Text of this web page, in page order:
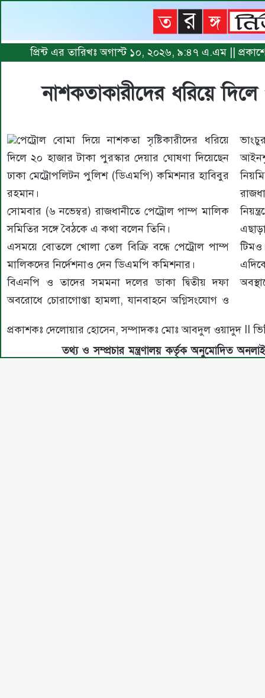
প্রিন্ট এর তারিখঃ অগাস্ট ১০, ২০২৬, ৯:৪৭ এ.এম ||
নাশকতাকারীদের ধরিয়ে
পেট্রোল বোমা দিয়ে নাশকতা সৃষ্টিকারীদের ধরিয়ে
দিলে ২০ হাজার টাকা পুরস্কার দেয়ার ঘোষণা দিয়েছেন
ঢাকা মেট্রোপলিটন পুলিশ (ডিএমপি) কমিশনার হাবিবুর
রহমান।
সোমবার (৬ নভেম্বর) রাজধানীতে পেট্রোল পাম্প মালিক
সমিতির সঙ্গে বৈঠকে এ কথা বলেন তিনি।
এসময়ে বোতলে খোলা তেল বিক্রি বন্ধে পেট্রোল পাম্প
মালিকদের নির্দেশনাও দেন ডিএমপি কমিশনার।
বিএনপি ও তাদের সমমনা দলের ডাকা দ্বিতীয় দফা
অবরোধে চোরাগোপ্তা হামলা, যানবাহনে অগ্নিসংযোগ ও
প্রকাশকঃ দেলোয়ার হোসেন, সম্পাদকঃ মোঃ আবদুল ওয়াদুদ II
তথ্য ও সম্প্রচার মন্ত্রণালয় কর্তৃক অনুমোদিত